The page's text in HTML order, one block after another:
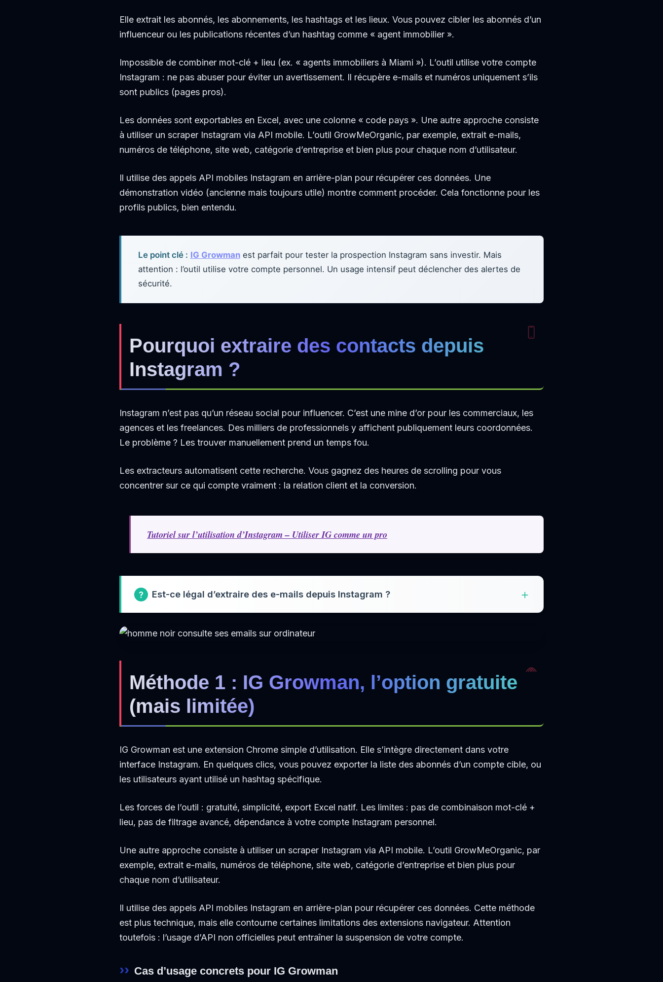
Elle extrait les abonnés, les abonnements, les hashtags et les lieux. Vous pouvez cibler les abonnés d’un
influenceur ou les publications récentes d’un hashtag comme « agent immobilier ».
Impossible de combiner mot-clé + lieu (ex. « agents immobiliers à Miami »). L’outil utilise votre compte
Instagram : ne pas abuser pour éviter un avertissement. Il récupère e-mails et numéros uniquement s’ils
sont publics (pages pros).
Les données sont exportables en Excel, avec une colonne « code pays ». Une autre approche consiste
à utiliser un scraper Instagram via API mobile. L’outil GrowMeOrganic, par exemple, extrait e-mails,
numéros de téléphone, site web, catégorie d’entreprise et bien plus pour chaque nom d’utilisateur.
Il utilise des appels API mobiles Instagram en arrière-plan pour récupérer ces données. Une
démonstration vidéo (ancienne mais toujours utile) montre comment procéder. Cela fonctionne pour les
profils publics, bien entendu.
Le point clé : IG Growmanest parfait pour tester la prospection Instagram sans investir. Mais
attention : l’outil utilise votre compte personnel. Un usage intensif peut déclencher des alertes de
sécurité.
Pourquoi extraire des contacts depuis
Instagram ?
Instagram n’est pas qu’un réseau social pour influencer. C’est une mine d’or pour les commerciaux, les
agences et les freelances. Des milliers de professionnels y affichent publiquement leurs coordonnées.
Le problème ? Les trouver manuellement prend un temps fou.
Les extracteurs automatisent cette recherche. Vous gagnez des heures de scrolling pour vous
concentrer sur ce qui compte vraiment : la relation client et la conversion.
Tutoriel sur l’utilisation d’Instagram – Utiliser IG comme un pro
Est-ce légal d’extraire des e-mails depuis Instagram ?
Méthode 1 : IG Growman, l’option gratuite
(mais limitée)
IG Growman est une extension Chrome simple d’utilisation. Elle s’intègre directement dans votre
interface Instagram. En quelques clics, vous pouvez exporter la liste des abonnés d’un compte cible, ou
les utilisateurs ayant utilisé un hashtag spécifique.
Les forces de l’outil : gratuité, simplicité, export Excel natif. Les limites : pas de combinaison mot-clé +
lieu, pas de filtrage avancé, dépendance à votre compte Instagram personnel.
Une autre approche consiste à utiliser un scraper Instagram via API mobile. L’outil GrowMeOrganic, par
exemple, extrait e-mails, numéros de téléphone, site web, catégorie d’entreprise et bien plus pour
chaque nom d’utilisateur.
Il utilise des appels API mobiles Instagram en arrière-plan pour récupérer ces données. Cette méthode
est plus technique, mais elle contourne certaines limitations des extensions navigateur. Attention
toutefois : l’usage d’API non officielles peut entraîner la suspension de votre compte.
Cas d’usage concrets pour IG Growman